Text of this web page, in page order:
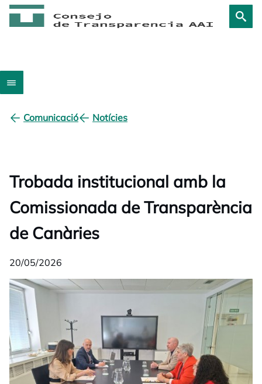
Comunicació Notícies
Trobada institucional amb la
Comissionada de Transparència
de Canàries
20/05/2026